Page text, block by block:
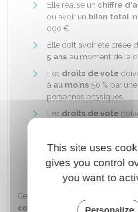
Elle réalise un chiffre
ou avoir un bilan total
000 €.
Elle doit avoir été créée
5 ans au moment de la
Les droits de vote
à au moins 50 % par
personnes physiques.
Les droits de vote
personnes suivantes :
général, président du
surveillance, membre du
gérant et les membres
Cette option est valable pour
comptables
et ne peut pas être
This site uses
gives you control
you want to
Personalize